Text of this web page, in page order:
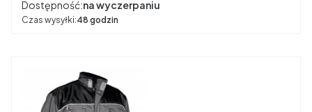
Dostępność:na wyczerpaniu
Czas wysyłki:48 godzin